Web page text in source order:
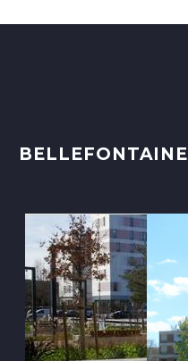
BELLEFONTAINE